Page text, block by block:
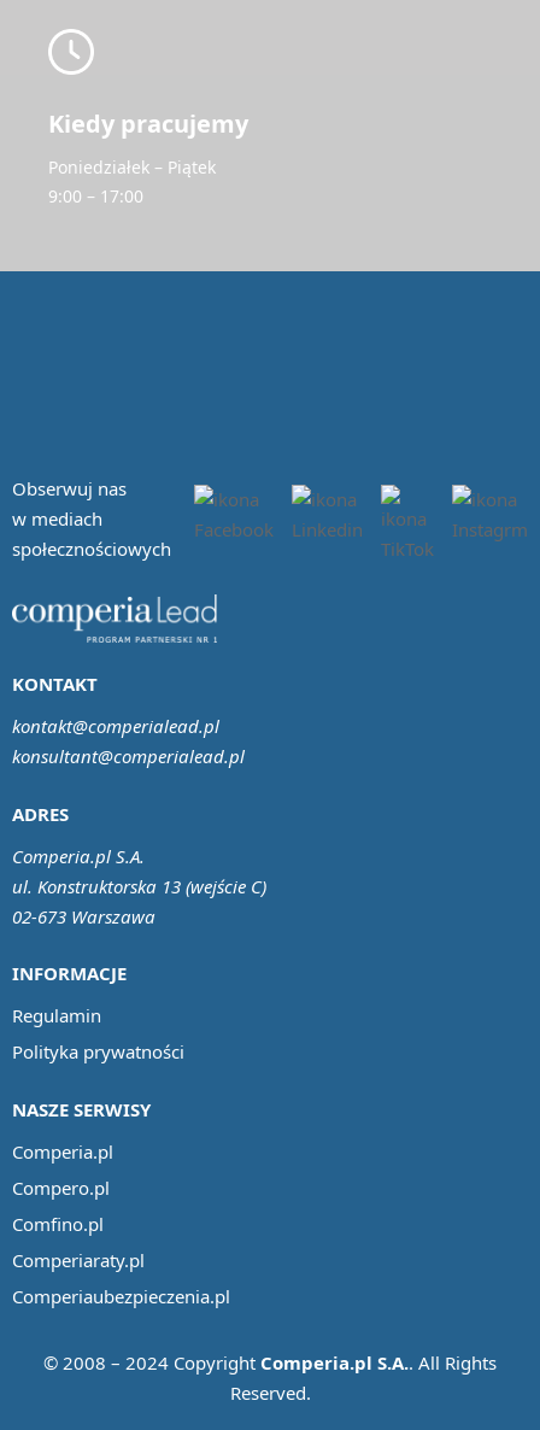
Kiedy pracujemy
Poniedziałek – Piątek
9:00 – 17:00
Obserwuj nas
w mediach
społecznościowych
INFORMACJE
Regulamin
Polityka prywatności
NASZE SERWISY
Comperia.pl
Compero.pl
Comfino.pl
Comperiaraty.pl
Comperiaubezpieczenia.pl
ADRES
Comperia.pl S.A.
ul. Konstruktorska 13 (wejście C)
02-673 Warszawa
KONTAKT
kontakt@comperialead.pl
konsultant@comperialead.pl
© 2008 – 2024 Copyright Comperia.pl S.A.. All Rights
Reserved.